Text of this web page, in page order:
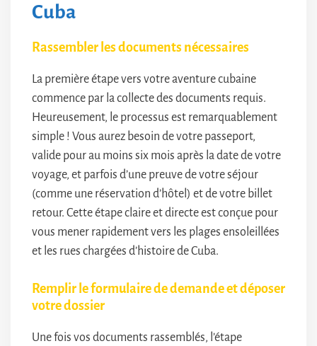
Cuba
Rassembler les documents nécessaires
La première étape vers votre aventure cubaine
commence par la collecte des documents requis.
Heureusement, le processus est remarquablement
simple ! Vous aurez besoin de votre passeport,
valide pour au moins six mois après la date de votre
voyage, et parfois d’une preuve de votre séjour
(comme une réservation d’hôtel) et de votre billet
retour. Cette étape claire et directe est conçue pour
vous mener rapidement vers les plages ensoleillées
et les rues chargées d’histoire de Cuba.
Remplir le formulaire de demande et déposer
votre dossier
Une fois vos documents rassemblés, l’étape